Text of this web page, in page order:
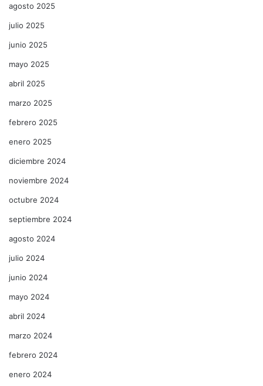
agosto 2025
julio 2025
junio 2025
mayo 2025
abril 2025
marzo 2025
febrero 2025
enero 2025
diciembre 2024
noviembre 2024
octubre 2024
septiembre 2024
agosto 2024
julio 2024
junio 2024
mayo 2024
abril 2024
marzo 2024
febrero 2024
enero 2024